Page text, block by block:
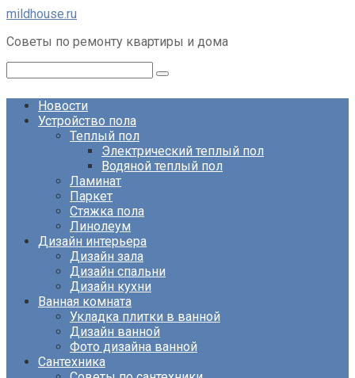
Перейти
контенту
mildhouse.ru
Советы по ремонту квартиры и дома
Новости
Устройство пола
Теплый пол
Электрический теплый пол
Водяной теплый пол
Ламинат
Паркет
Стяжка пола
Линолеум
Дизайн интерьера
Дизайн зала
Дизайн спальни
Дизайн кухни
Ванная комната
Укладка плитки в ванной
Дизайн ванной
Фото дизайна ванной
Сантехника